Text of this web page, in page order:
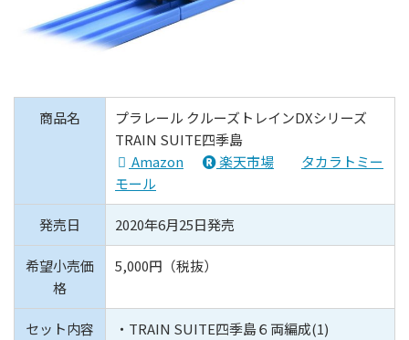
商品名
プラレール クルーズトレインDXシリーズ
TRAIN SUITE四季島
Amazon
楽天市場
タカラトミー
モール
発売日 2020年6月25日発売
希望小売価
格
5,000円（税抜）
セット内容
・TRAIN SUITE四季島６両編成(1)